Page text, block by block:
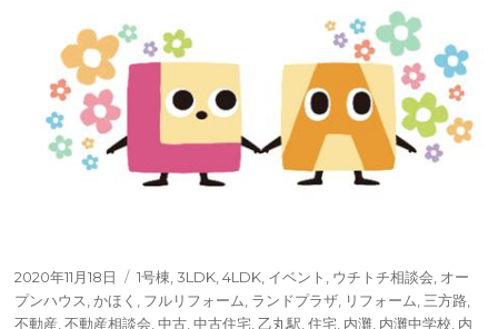
投
稿
日:
2020年11月18日
タ
グ
1号棟 ,3LDK ,4LDK イベント ウチトチ相談会 オー
プンハウス ,かほく フルリフォーム ランドプラザ リフォーム 三方路
不動産 ,不動産相談会 ,中古 ,中古住宅 ,乙丸駅 ,住宅 内灘 内灘中学校 内